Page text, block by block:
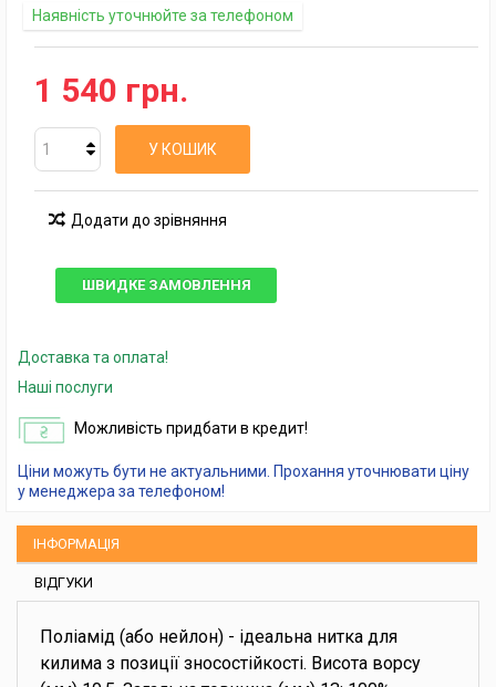
Наявність уточнюйте за телефоном
1 540 грн.
У КОШИК
Додати до зрівняння
ШВИДКЕ ЗАМОВЛЕННЯ
Доставка та оплата!
Наші послуги
Можливість придбати в кредит!
Ціни можуть бути не актуальними. Прохання уточнювати ціну
у менеджера за телефоном!
ІНФОРМАЦІЯ
ВІДГУКИ
Поліамід (або нейлон) - ідеальна нитка для
килима з позиції зносостійкості. Висота ворсу